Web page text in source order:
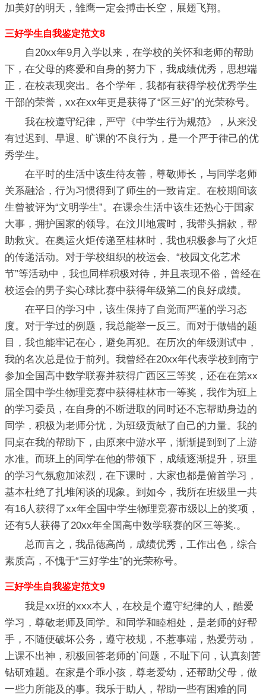
加美好的明天，雏鹰一定会搏击长空，展翅飞翔。
三好学生自我鉴定范文8
自20xx年9月入学以来，在学校的关怀和老师的帮助
下，在父母的疼爱和自身的努力下，我成绩优秀，思想端
正，在校表现突出。各个学年，我都有获得学校优秀学生
干部的荣誉，xx在xx年更是获得了“区三好”的光荣称号。
我在校遵守纪律，严守《中学生行为规范》，从来没
有过迟到、早退、旷课的'不良行为，是一个严于律己的优
秀学生。
在平时的生活中该生待友善，尊敬师长，与同学老师
关系融洽，行为习惯得到了师生的一致肯定。在校期间该
生曾被评为“文明学生”。在课余生活中该生还热心于国家
大事，拥护国家的领导。在汶川地震时，我带头捐款，帮
助救灾。在奥运火炬传递至桂林时，我也积极参与了火炬
的传递活动。对于学校组织的校运会、“校园文化艺术
节”等活动中，我也同样积极对待，并且表现不俗，曾经在
校运会的男子实心球比赛中获得年级第二的良好成绩。
在平日的学习中，该生保持了自觉而严谨的学习态
度。对于学过的例题，我总能举一反三。而对于做错的题
目，我也能牢记在心，避免再犯。在历次的年级测试中，
我的名次总是位于前列。我曾经在20xx年代表学校到南宁
参加全国高中数学联赛并获得广西区三等奖，还在在第xx
届全国中学生物理竞赛中获得桂林市一等奖，我作为班上
的学习委员，在自身的不断进取的同时还不忘帮助身边的
同学，积极为老师分忧，为班级贡献了自己的力量。我的
同桌在我的帮助下，由原来中游水平，渐渐提到到了上游
水准。而班上的同学在他的带领下，成绩逐渐提升，班里
的学习气氛愈加浓烈，在下课时，大家也都是俯首学习，
基本杜绝了扎堆闲谈的现象。到如今，我所在班级里一共
有16人获得了xx年全国中学生物理竞赛市级以上的奖项，
还有5人获得了20xx年全国高中数学联赛的区三等奖.。
总而言之，我品德高尚，成绩优秀，工作出色，综合
素质高，不愧于“三好学生”的光荣称号。
三好学生自我鉴定范文9
我是xx班的xxx本人，在校是个遵守纪律的人，酷爱
学习，尊敬老师及同学。和同学和睦相处，是老师的好帮
手，不随便破坏公务，遵守校规，不惹事端，热爱劳动，
上课不出神，积极回答老师的`问题，不耻下问，认真刻苦
钻研难题。在家是个乖小孩，尊老爱幼，还帮助父母，做
一些力所能及的事。我乐于助人，帮助一些有困难的同